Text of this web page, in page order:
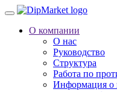
О компании
О нас
Руководство
Структура
Работа по
Информация о